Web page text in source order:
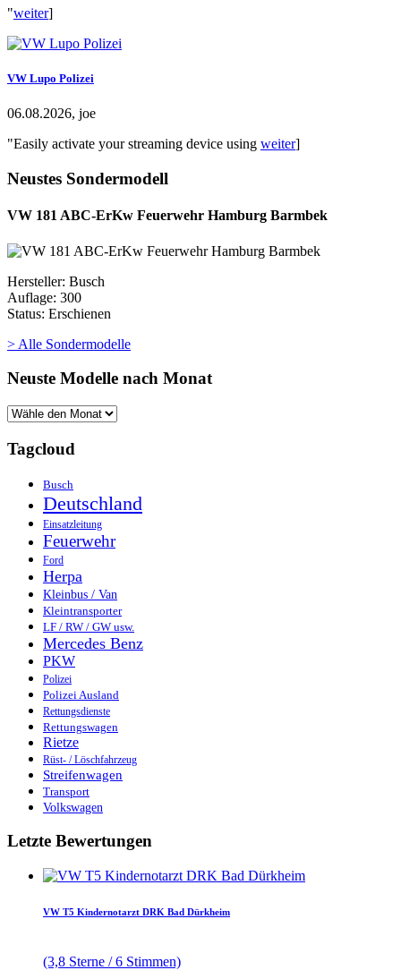
"weiter]
VW Lupo Polizei
06.08.2026, joe
"Easily activate your streaming device using weiter]
Neustes Sondermodell
VW 181 ABC-ErKw Feuerwehr Hamburg Barmbek
Hersteller: Busch
Auflage: 300
Status: Erschienen
> Alle Sondermodelle
Neuste Modelle nach Monat
Tagcloud
Busch
Deutschland
Einsatzleitung
Feuerwehr
Ford
Herpa
Kleinbus / Van
Kleintransporter
LF / RW / GW usw.
Mercedes Benz
PKW
Polizei
Polizei Ausland
Rettungsdienste
Rettungswagen
Rietze
Rüst- / Löschfahrzeug
Streifenwagen
Transport
Volkswagen
Letzte Bewertungen
VW T5 Kindernotarzt DRK Bad Dürkheim
(3,8 Sterne / 6 Stimmen)